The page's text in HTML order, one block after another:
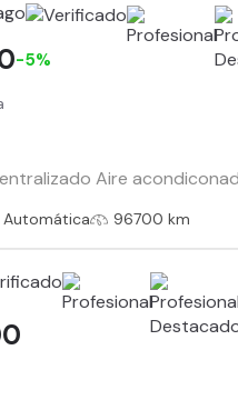
Aire
-5%
Automática 96700 km